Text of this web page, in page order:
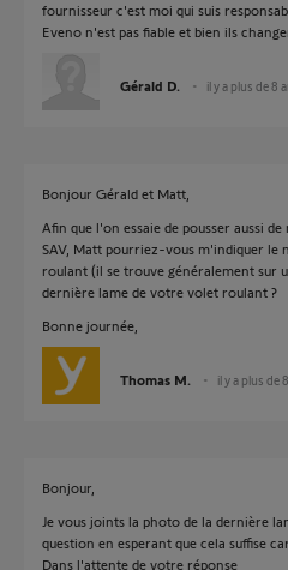
fournisseur c'est moi qui suis
Eveno n'est pas fiable et bien ils
Gérald D. il y a plus de 8
Bonjour Gérald et Matt,
Afin que l'on essaie de pousser aussi
SAV, Matt pourriez-vous m'indiquer le
roulant (il se trouve généralement sur
dernière lame de votre volet roulant ?
Bonne journée,
Thomas M. il y a plus de
Bonjour,
Je vous joints la photo de la dernière
question en esperant que cela suffise
Dans l'attente de votre réponse